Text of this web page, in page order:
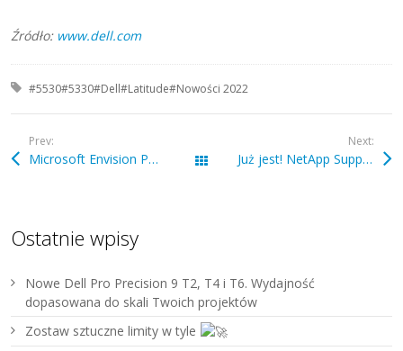
Źródło: www.dell.com
Tagged with:
#5530#5330#Dell#Latitude#Nowości 2022
Prev:
Microsoft Envision Poland Wszystkie wpisy
Next:
Już jest! NetApp Support Owner’s Manual – wydanie 2022
Ostatnie wpisy
Nowe Dell Pro Precision 9 T2, T4 i T6. Wydajność
dopasowana do skali Twoich projektów
Zostaw sztuczne limity w tyle